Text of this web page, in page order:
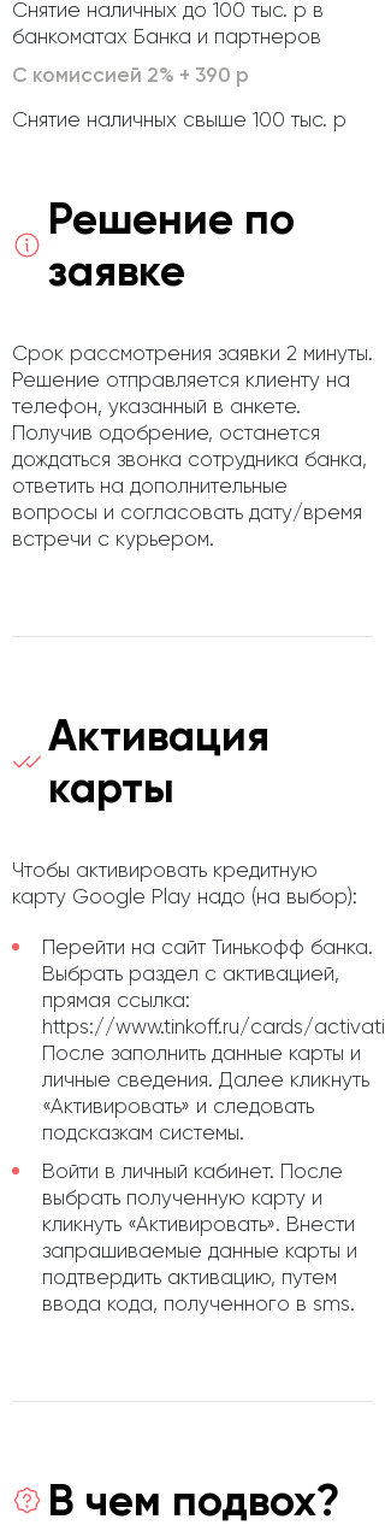
Снятие наличных до 100 тыс. р в
банкоматах Банка и партнеров
С комиссией 2% + 390 р
Снятие наличных свыше 100 тыс. р
Решение по
заявке
Срок рассмотрения заявки 2 минуты.
Решение отправляется клиенту на
телефон, указанный в анкете.
Получив одобрение, останется
дождаться звонка сотрудника банка,
ответить на дополнительные
вопросы и согласовать дату/время
встречи с курьером.
Активация
карты
Чтобы активировать кредитную
карту Google Play надо (на выбор):
Перейти на сайт Тинькофф банка.
Выбрать раздел с активацией,
прямая ссылка:
https://www.tinkoff.ru/cards/
После заполнить данные карты и
личные сведения. Далее кликнуть
«Активировать» и следовать
подсказкам системы.
Войти в личный кабинет. После
выбрать полученную карту и
кликнуть «Активировать». Внести
запрашиваемые данные карты и
подтвердить активацию, путем
ввода кода, полученного в sms.
В чем подвох?